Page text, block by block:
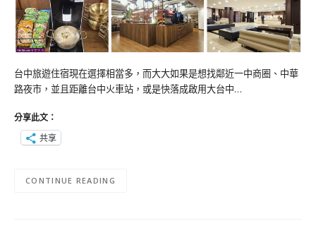
台中旅遊住宿現在選擇相當多，而大大如果是想找鄰近一中商圈、中華
路夜市，並且距離台中火車站，或是快落成啟用大台中…
分享此文：
共享
CONTINUE READING